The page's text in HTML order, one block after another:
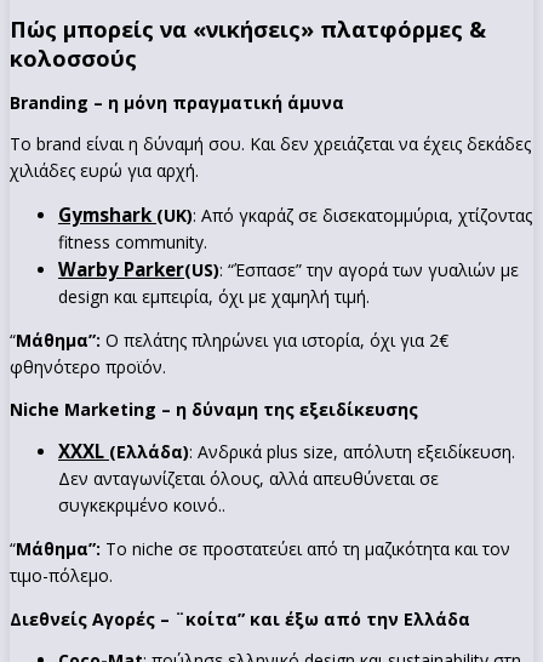
Πώς μπορείς να «νικήσεις» πλατφόρμες &
κολοσσούς
Branding – η μόνη πραγματική άμυνα
Το brand είναι η δύναμή σου. Και δεν χρειάζεται να έχεις δεκάδες
χιλιάδες ευρώ για αρχή.
Gymshark (UK): Από γκαράζ σε δισεκατομμύρια, χτίζοντας
fitness community.
Warby Parker(US): “Έσπασε” την αγορά των γυαλιών με
design και εμπειρία, όχι με χαμηλή τιμή.
“Μάθημα”: Ο πελάτης πληρώνει για ιστορία, όχι για 2€
φθηνότερο προϊόν.
Niche Marketing – η δύναμη της εξειδίκευσης
XXXL (Ελλάδα): Ανδρικά plus size, απόλυτη εξειδίκευση.
Δεν ανταγωνίζεται όλους, αλλά απευθύνεται σε
συγκεκριμένο κοινό..
“Μάθημα”: Το niche σε προστατεύει από τη μαζικότητα και τον
τιμο-πόλεμο.
Διεθνείς Αγορές – ¨κοίτα” και έξω από την Ελλάδα